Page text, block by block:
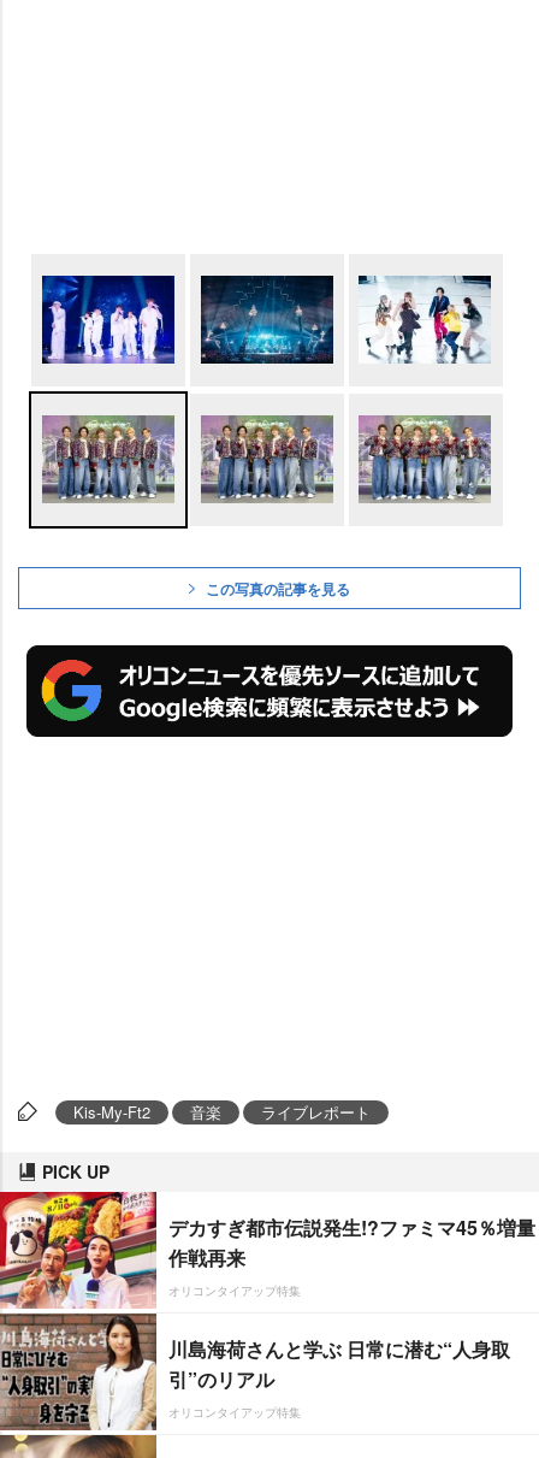
この写真の記事を見る
Kis-My-Ft2 音楽 ライブレポート
PICK UP
デカすぎ都市伝説発生!?ファミマ45％増量
作戦再来
オリコンタイアップ特集
川島海荷さんと学ぶ 日常に潜む“人身取
引”のリアル
オリコンタイアップ特集